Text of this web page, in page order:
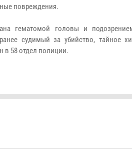
повреждения.
гематомой головы и
судимый за убийство, тайное
в 58 отдел полиции.